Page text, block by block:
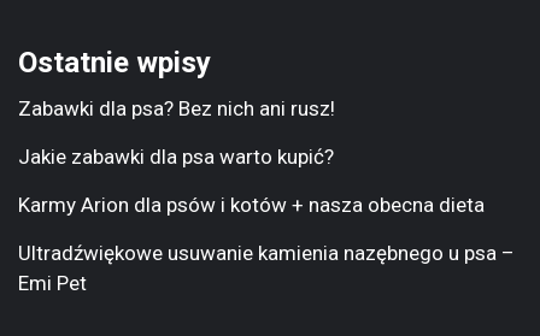
Ostatnie wpisy
Zabawki dla psa? Bez nich ani rusz!
Jakie zabawki dla psa warto kupić?
Karmy Arion dla psów i kotów + nasza obecna dieta
Ultradźwiękowe usuwanie kamienia nazębnego u psa –
Emi Pet